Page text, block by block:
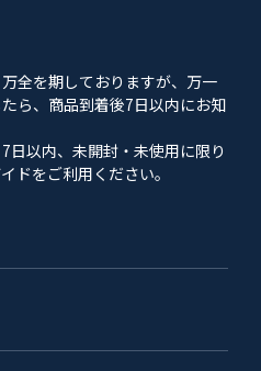
全を期しておりますが、万一
ら、商品到着後7日以内にお知
日以内、未開封・未使用に限り
ドをご利用ください。